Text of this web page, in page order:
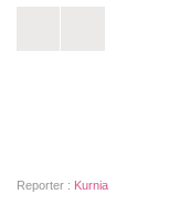
Reporter : Kurnia